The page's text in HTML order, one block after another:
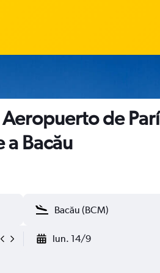
de
a Bacău
lun. 14/9